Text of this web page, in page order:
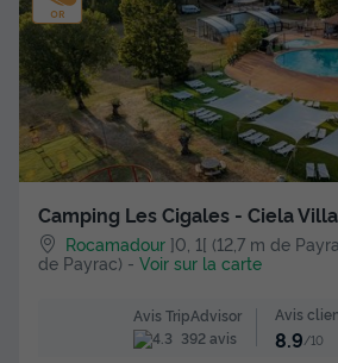
Camping Les Cigales - Ciela
Rocamadour ]0, 1[ (12,7 m de
de Payrac) - Voir sur la carte
Avis TripAdvisor
392 avis
Avis
8.9/10